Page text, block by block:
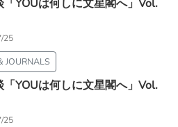
「YOUは何しに文星閣へ」Vol.
25
JOURNALS
「YOUは何しに文星閣へ」Vol.
25